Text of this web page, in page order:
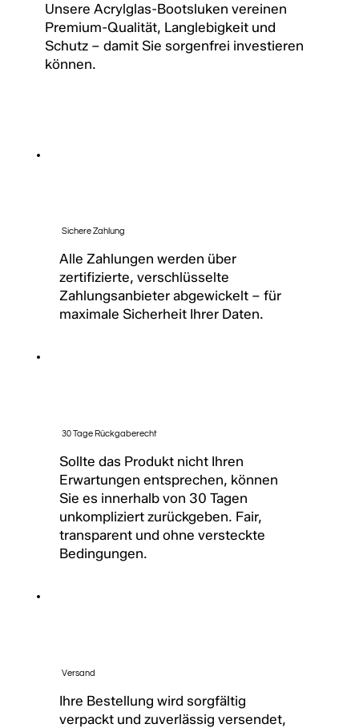
Unsere Acrylglas-Bootsluken vereinen
Premium-Qualität, Langlebigkeit und
Schutz – damit Sie sorgenfrei investieren
können.
Sichere Zahlung
Alle Zahlungen werden über
zertifizierte, verschlüsselte
Zahlungsanbieter abgewickelt – für
maximale Sicherheit Ihrer Daten.
30 Tage Rückgaberecht
Sollte das Produkt nicht Ihren
Erwartungen entsprechen, können
Sie es innerhalb von 30 Tagen
unkompliziert zurückgeben. Fair,
transparent und ohne versteckte
Bedingungen.
Versand
Ihre Bestellung wird sorgfältig
verpackt und zuverlässig versendet,